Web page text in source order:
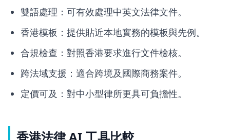
雙語處理：可有效處理中英文法律文件。
香港模板：提供貼近本地實務的模板與先例。
合規檢查：對照香港要求進行文件檢核。
跨法域支援：適合跨境及國際商務案件。
定價可及：對中小型律所更具可負擔性。